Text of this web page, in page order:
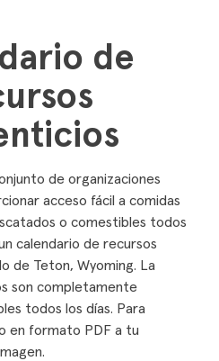
de
de organizaciones
acceso fácil a comidas
o comestibles todos
calendario de recursos
de Teton, Wyoming. La
son completamente
todos los días. Para
en formato PDF a tu